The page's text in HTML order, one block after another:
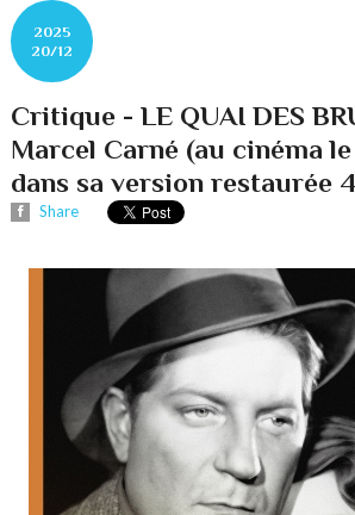
2025
20/12
Critique - LE QUAI DES
Marcel Carné (au cinéma le
dans sa version restaurée
Share